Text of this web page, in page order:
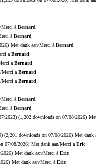
Merci à Bernard
à Bernard
Met dank aan/Merci à Bernard
à Bernard
à Bernard
Merci à Bernard
Merci à Bernard
Merci à Bernard
à Bernard
2023) (1,202 downloads on 07/08/2026)
) (2,201 downloads on 07/08/2026) Met dank
07/08/2026) Met dank aan/Merci à Eric
2026) Met dank aan/Merci à Eric
Met dank aan/Merci à Eric